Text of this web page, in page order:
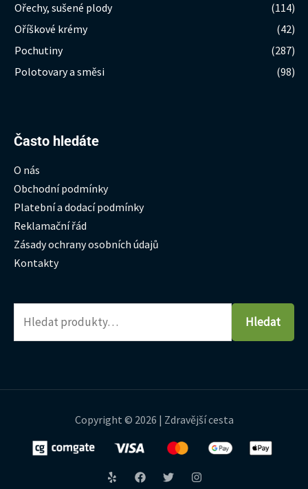
Ořechy, sušené plody
(114)
Oříškové krémy
(42)
Pochutiny
(287)
Polotovary a směsi
(98)
Často hledáte
O nás
Obchodní podmínky
Platební a dodací podmínky
Reklamační řád
Zásady ochrany osobních údajů
Kontakty
Hledat:
Hledat
Copyright © 2026 | Zdravější cesta